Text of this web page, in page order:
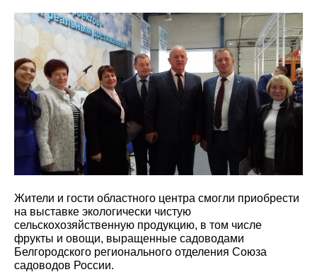
Жители и гости областного центра смогли приобрести
на выставке экологически чистую
сельскохозяйственную продукцию, в том числе
фрукты и овощи, выращенные садоводами
Белгородского регионального отделения Союза
садоводов России.